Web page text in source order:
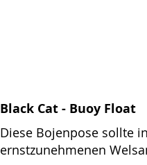
Black Cat - Buoy Float
Diese Bojenpose sollte
ernstzunehmenen